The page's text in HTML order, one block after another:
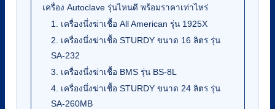
เครื่อง Autoclave รุ่นไหนดี พร้อมราคาเท่าไหร่
1. เครื่องนึ่งฆ่าเชื้อ All American รุ่น 1925X
2. เครื่องนึ่งฆ่าเชื้อ STURDY ขนาด 16 ลิตร รุ่น
SA-232
3. เครื่องนึ่งฆ่าเชื้อ BMS รุ่น BS-8L
4. เครื่องนึ่งฆ่าเชื้อ STURDY ขนาด 24 ลิตร รุ่น
SA-260MB